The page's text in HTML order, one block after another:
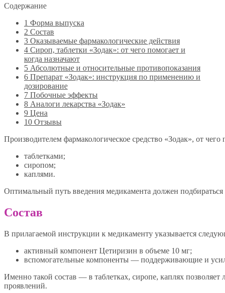
Содержание
1 Форма выпуска
2 Состав
3 Оказываемые фармакологические действия
4 Сироп, таблетки «Зодак»: от чего помогает и
когда назначают
5 Абсолютные и относительные противопоказания
6 Препарат «Зодак»: инструкция по применению и
дозирование
7 Побочные эффекты
8 Аналоги лекарства «Зодак»
9 Цена
10 Отзывы
Производителем фармакологическое средство «Зодак», от
таблетками;
сиропом;
каплями.
Оптимальный путь введения медикамента должен
Состав
В прилагаемой инструкции к медикаменту указывается
активный компонент Цетиризин в объеме 10 мг;
вспомогательные компоненты — поддерживающие и
Именно такой состав — в таблетках, сиропе, каплях
проявлений.